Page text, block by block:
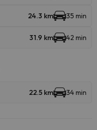
24.3 km 35 min
31.9 km 42 min
22.5 km 34 min